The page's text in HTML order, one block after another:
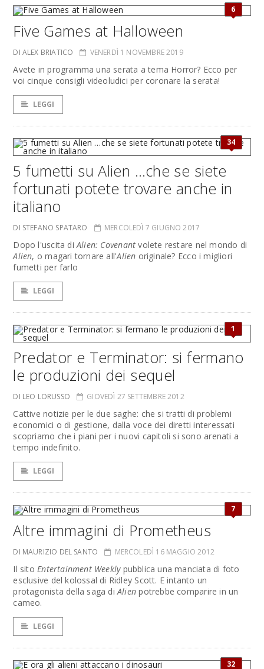
6
Five Games at Halloween
DI ALEX BRIATICO VENERDÌ 1 NOVEMBRE 2019
Avete in programma una serata a tema Horror? Ecco per
voi cinque consigli videoludici per coronare la serata!
LEGGI
34
5 fumetti su Alien …che se siete
fortunati potete trovare anche in
italiano
DI STEFANO SPATARO MERCOLEDÌ 7 GIUGNO 2017
Dopo l'uscita diAlien: Covenant volete restare nel mondo di
Alien, o magari tornare all'Alien originale? Ecco i migliori
fumetti per farlo
LEGGI
1
Predator e Terminator: si fermano
le produzioni dei sequel
DI LEO LORUSSO GIOVEDÌ 27 SETTEMBRE 2012
Cattive notizie per le due saghe: che si tratti di problemi
economici o di gestione, dalla voce dei diretti interessati
scopriamo che i piani per i nuovi capitoli si sono arenati a
tempo indefinito.
LEGGI
7
Altre immagini di Prometheus
DI MAURIZIO DEL SANTO MERCOLEDÌ 16 MAGGIO 2012
Il sitoEntertainment Weeklypubblica una manciata di foto
esclusive del kolossal di Ridley Scott. E intanto un
protagonista della saga diAlien potrebbe comparire in un
cameo.
LEGGI
32